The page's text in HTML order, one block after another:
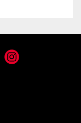
Instagram